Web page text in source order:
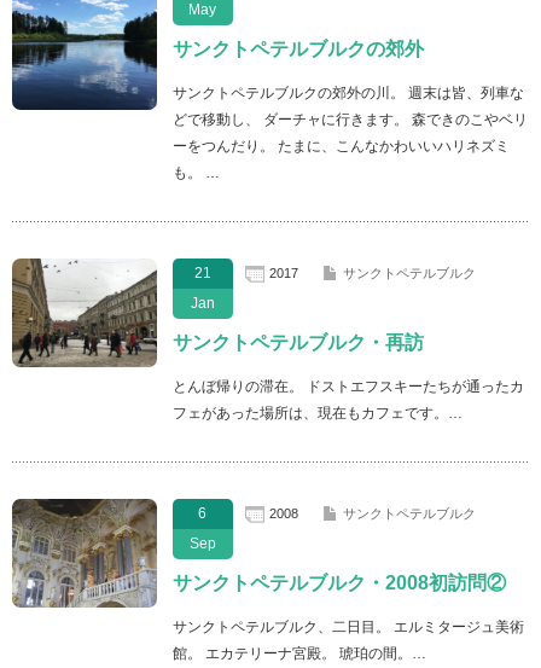
May
サンクトペテルブルクの郊外
サンクトペテルブルクの郊外の川。 週末は皆、列車な
どで移動し、 ダーチャに行きます。 森できのこやベリ
ーをつんだり。 たまに、こんなかわいいハリネズミ
も。 …
21
Jan
2017 サンクトペテルブルク
サンクトペテルブルク・再訪
とんぼ帰りの滞在。 ドストエフスキーたちが通ったカ
フェがあった場所は、現在もカフェです。…
6
Sep
2008 サンクトペテルブルク
サンクトペテルブルク・2008初訪問②
サンクトペテルブルク、二日目。 エルミタージュ美術
館。 エカテリーナ宮殿。 琥珀の間。…